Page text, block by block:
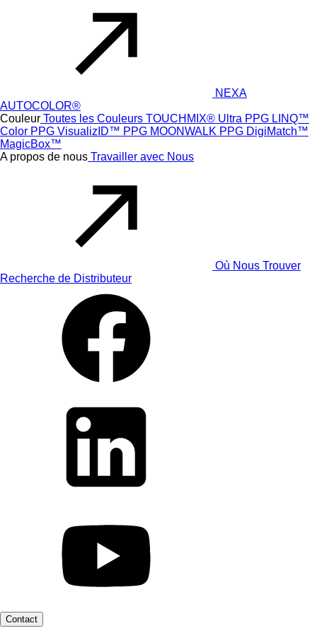
NEXA
AUTOCOLOR®
Couleur Toutes les Couleurs TOUCHMIX® Ultra PPG LINQ™
Color PPG VisualizID™ PPG MOONWALK PPG DigiMatch™
MagicBox™
A propos de nous Travailler avec Nous
Où Nous Trouver
Recherche de Distributeur
Contact